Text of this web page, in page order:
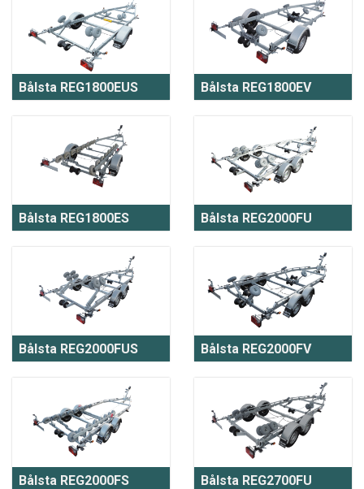
Bålsta REG1800EUS Bålsta REG1800EV
Bålsta REG1800ES Bålsta REG2000FU
Bålsta REG2000FUS Bålsta REG2000FV
Bålsta REG2000FS Bålsta REG2700FU